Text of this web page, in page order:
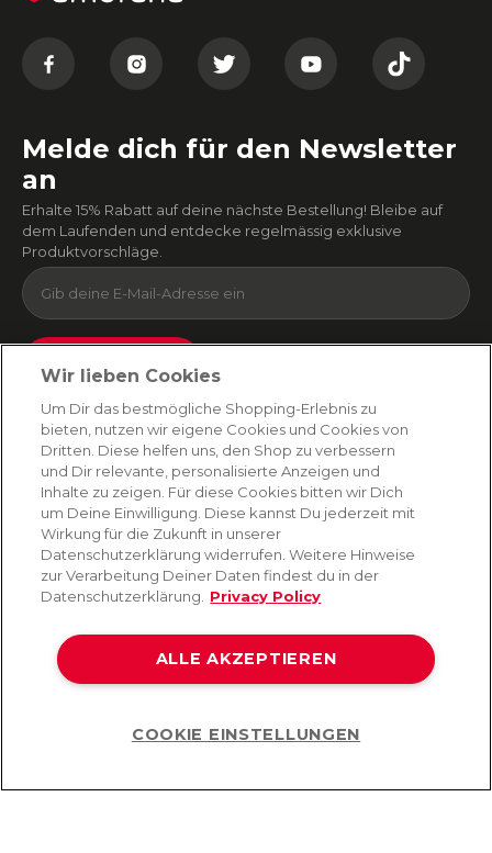
Melde dich für den Newsletter
an
Erhalte 15% Rabatt auf deine nächste Bestellung! Bleibe auf
dem Laufenden und entdecke regelmässig exklusive
Produktvorschläge.
Absenden
Du kannst dich jederzeit von unserem Newsletter abmelden. Indem du fortfährst, stimmst
du unseren E-Mail-Bedingungenund Datenschutzbestimmungen zu
AMORANA
MARKEN
SERVICE
©2026 Lovehoney Group Switzerland AG. Alle Rechte vorbehalten
Wir lieben Cookies
Um Dir das bestmögliche Shopping-Erlebnis zu
bieten, nutzen wir eigene Cookies und Cookies von
Dritten. Diese helfen uns, den Shop zu verbessern
und Dir relevante, personalisierte Anzeigen und
Inhalte zu zeigen. Für diese Cookies bitten wir Dich
um Deine Einwilligung. Diese kannst Du jederzeit mit
Wirkung für die Zukunft in unserer
Datenschutzerklärung widerrufen. Weitere Hinweise
zur Verarbeitung Deiner Daten findest du in der
Datenschutzerklärung.
Privacy Policy
ALLE AKZEPTIEREN
COOKIE EINSTELLUNGEN